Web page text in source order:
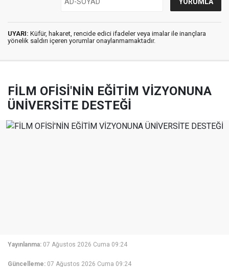
UYARI: Küfür, hakaret, rencide edici ifadeler veya imalar ile inançlara
yönelik saldırı içeren yorumlar onaylanmamaktadır.
FİLM OFİSİ'NİN EĞİTİM VİZYONUNA
ÜNİVERSİTE DESTEĞİ
Yayınlanma: 07 Ağustos 2026 Cuma 09:24
Güncelleme: 07 Ağustos 2026 Cuma 09:24